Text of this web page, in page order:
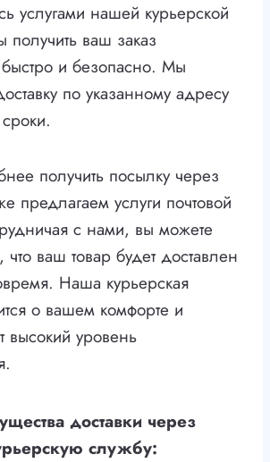
услугами нашей курьерской
получить ваш заказ
и безопасно. Мы
по указанному адресу
получить посылку через
предлагаем услуги почтовой
с нами, вы можете
ваш товар будет доставлен
Наша курьерская
о вашем комфорте и
высокий уровень
доставки через
службу: